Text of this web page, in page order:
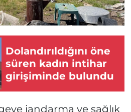
Dolandırıldığını öne
süren kadın intihar
girişiminde bulundu
jandarma ve sağlık